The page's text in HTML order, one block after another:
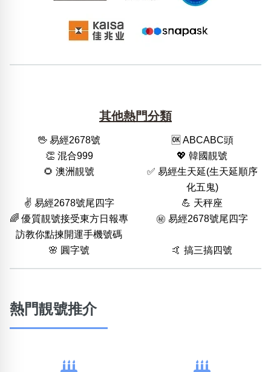
其他熱門分類
🖖 易經2678號
🆗️ ABCABC頭
👏 混合999
💖 韓國靚號
🌻 澳洲靚號
✅ 易經生天延(生天延順序
化五鬼)
✌️ 易經2678號尾四字
💪 天秤座
🌈 優質靚號接受東方日報專
訪教你點揀開運手機號碼
㊙️ 易經2678號尾四字
🌸 圓字號 🤙 搞三搞四號
熱門靚號推介